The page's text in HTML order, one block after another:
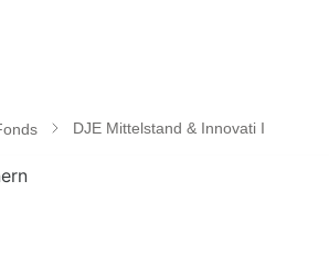
DJE Mittelstand & Innovati I